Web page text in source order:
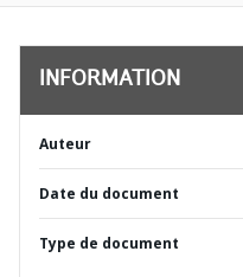
INFORMATION
Auteur
Date du document
Type de document